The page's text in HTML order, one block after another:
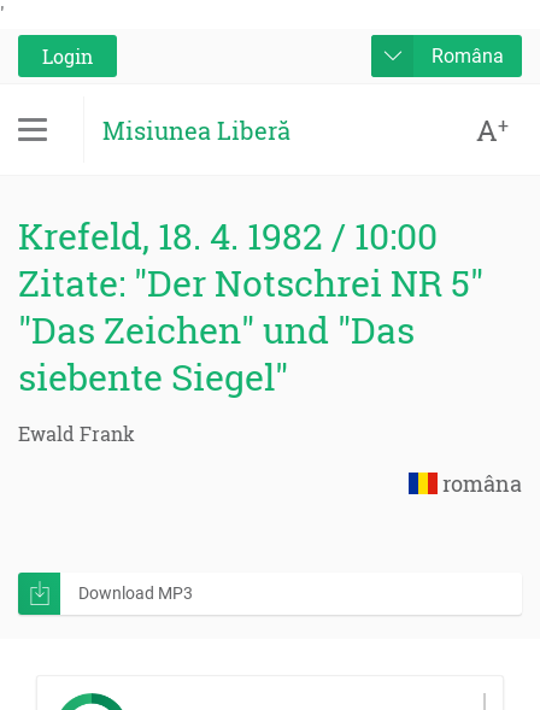
'
Login
Româna
Misiunea Liberă A+
Krefeld, 18. 4. 1982 / 10:00
Zitate: "Der Notschrei NR 5"
"Das Zeichen" und "Das
siebente Siegel"
Ewald Frank
româna
Download MP3